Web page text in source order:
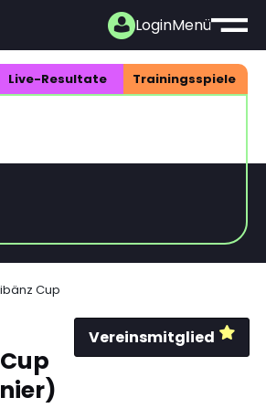
LoginMenü
Live-Resultate Trainings­spiele
Cup
Vereinsmitglied